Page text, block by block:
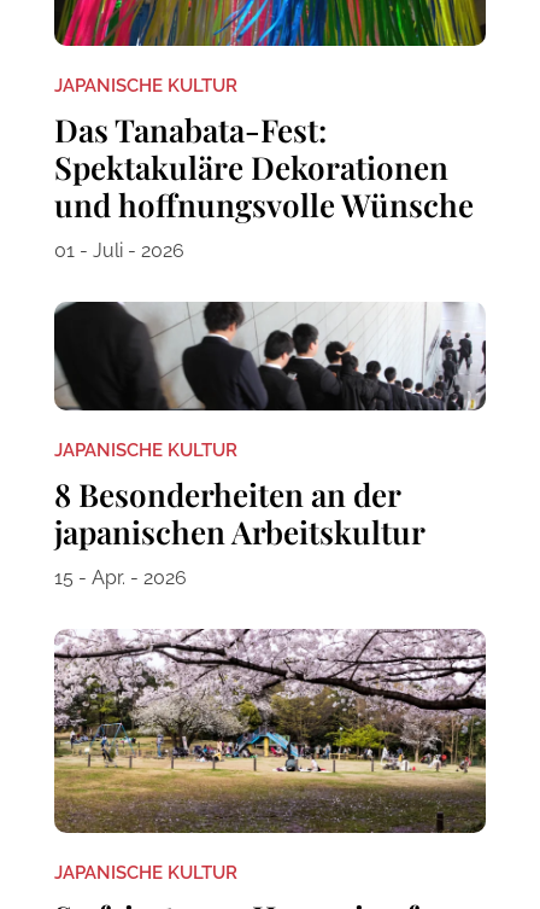
JAPANISCHE KULTUR
Das Tanabata-Fest:
Spektakuläre Dekorationen
und hoffnungsvolle Wünsche
01 - Juli - 2026
JAPANISCHE KULTUR
8 Besonderheiten an der
japanischen Arbeitskultur
15 - Apr. - 2026
JAPANISCHE KULTUR